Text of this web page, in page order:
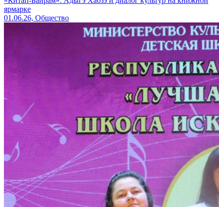
ярмарке
01.06.26, Общество